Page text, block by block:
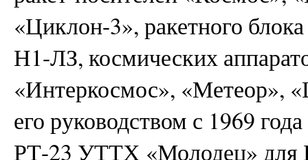
«Циклон-3», ракетного
Н1-ЛЗ, космических
«Интеркосмос», «Метеор»,
его руководством с 1969
РТ-23 УТТХ «Молодец» для